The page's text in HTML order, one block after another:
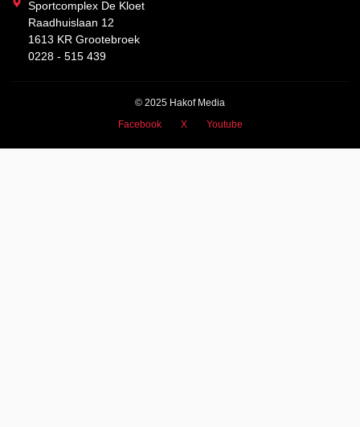
Sportcomplex De Kloet
Raadhuislaan 12
1613 KR Grootebroek
0228 - 515 439
© 2025 Hakof Media
Facebook
X Youtube